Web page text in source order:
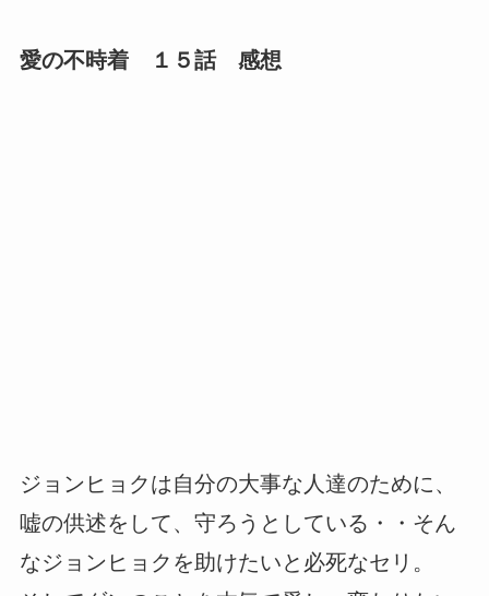
愛の不時着 １５話 感想
ジョンヒョクは自分の大事な人達のために、
嘘の供述をして、守ろうとしている・・そん
なジョンヒョクを助けたいと必死なセリ。